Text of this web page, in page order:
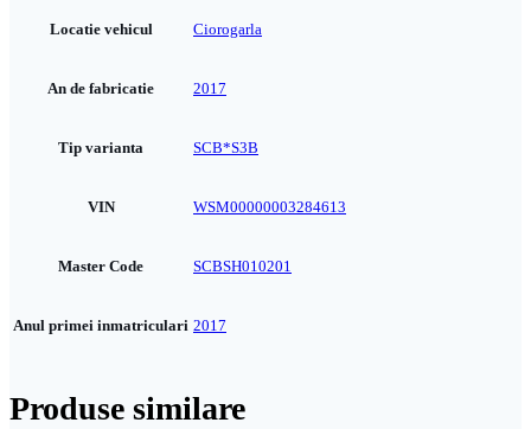
Locatie vehicul Ciorogarla
An de fabricatie 2017
Tip varianta SCB*S3B
VIN WSM00000003284613
Master Code SCBSH010201
Anul primei inmatriculari 2017
Produse similare